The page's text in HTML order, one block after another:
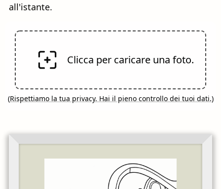
all'istante.
Clicca per caricare una foto.
(Rispettiamo la tua privacy. Hai il pieno controllo dei tuoi dati.)